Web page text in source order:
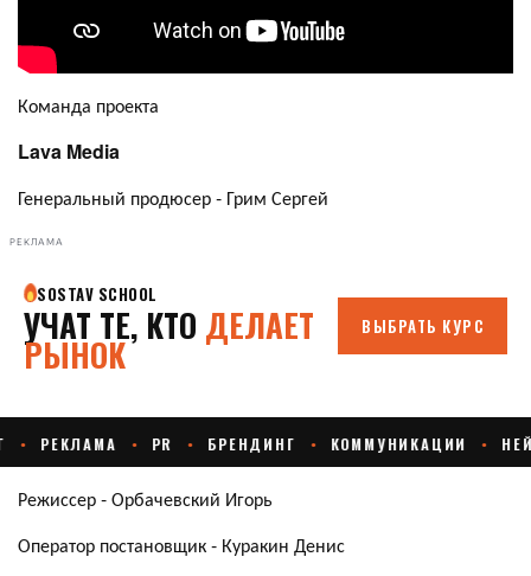
Команда проекта
Lava Media
Генеральный продюсер - Грим Сергей
РЕКЛАМА
Режиссер - Орбачевский Игорь
Оператор постановщик - Куракин Денис